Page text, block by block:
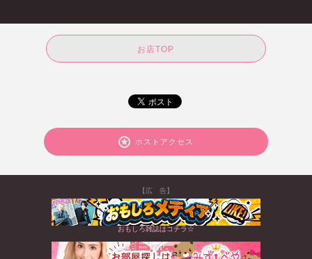
お店TOP
ホストアクセス
【広 告】
おもしろ雑誌はコチラ☆